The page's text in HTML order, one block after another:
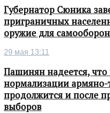
Губернатор Сюника
приграничных
оружие для
29 мая 13:11
Пашинян надеется, что
нормализации
продолжится и после
выборов